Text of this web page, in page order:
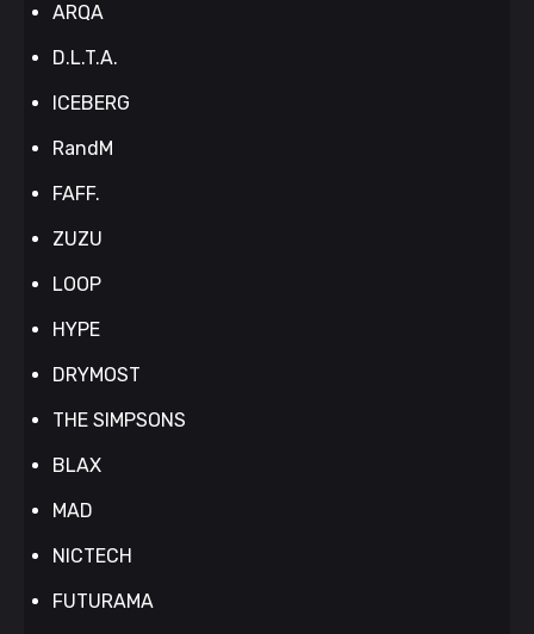
ARQA
D.L.T.A.
ICEBERG
RandM
FAFF.
ZUZU
LOOP
HYPE
DRYMOST
THE SIMPSONS
BLAX
MAD
NICTECH
FUTURAMA